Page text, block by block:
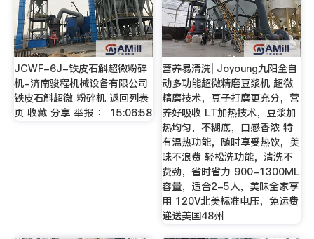
JCWF-6J-铁皮石斛超微粉碎
机-济南骏程机械设备有限公司
铁皮石斛超微 粉碎机 返回列表
页 收藏 分享 举报 ： 15:06:58
营养易清洗| Joyoung九阳全自
动多功能超微精磨豆浆机 超微
精磨技术，豆子打磨更充分，营
养好吸收 LT加热技术，豆浆加
热均匀，不糊底，口感香浓 特
有温热功能，随时享受热饮，美
味不浪费 轻松洗功能，清洗不
费劲，省时省力 900-1300ML
容量，适合2-5人，美味全家享
用 120V北美标准电压，免运费
递送美国48州